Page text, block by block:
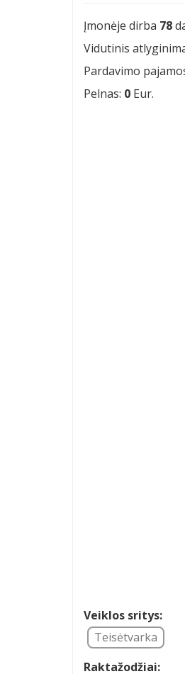
Įmonėje dirba 78
Vidutinis
Pardavimo
Pelnas: 0 Eur.
Veiklos sritys:
Teisėtvarka
Raktažodžiai: